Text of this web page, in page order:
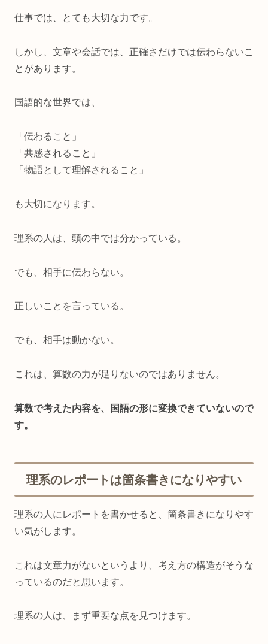
仕事では、とても大切な力です。
しかし、文章や会話では、正確さだけでは伝わらないこ
とがあります。
国語的な世界では、
「伝わること」
「共感されること」
「物語として理解されること」
も大切になります。
理系の人は、頭の中では分かっている。
でも、相手に伝わらない。
正しいことを言っている。
でも、相手は動かない。
これは、算数の力が足りないのではありません。
算数で考えた内容を、国語の形に変換できていないので
す。
理系のレポートは箇条書きになりやすい
理系の人にレポートを書かせると、箇条書きになりやす
い気がします。
これは文章力がないというより、考え方の構造がそうな
っているのだと思います。
理系の人は、まず重要な点を見つけます。